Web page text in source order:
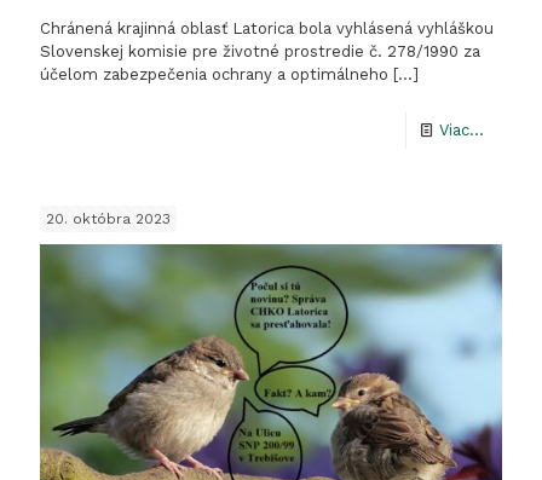
Chránená krajinná oblasť Latorica bola vyhlásená vyhláškou
Slovenskej komisie pre životné prostredie č. 278/1990 za
účelom zabezpečenia ochrany a optimálneho […]
Viac...
krajinnú
20. októbra 2023